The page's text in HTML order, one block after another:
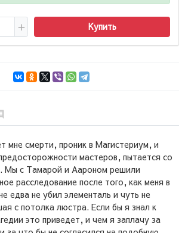
Купить
мне смерти, проник в Магистериум, и
мастеров, пытается со
Мы с Тамарой и Аароном решили
расследование после того, как меня в
едва не убил элементаль и чуть не
с потолка люстра. Если бы я знал к
это приведет, и чем я заплачу за